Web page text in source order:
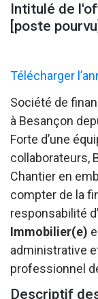
Intitulé de
[poste pourvu]
Télécharger
Société de
à Besançon
Forte d’une
collaborateurs,
Chantier en
compter de la
responsabilité
Immobilier(e)
administrative
professionnel
Descriptif